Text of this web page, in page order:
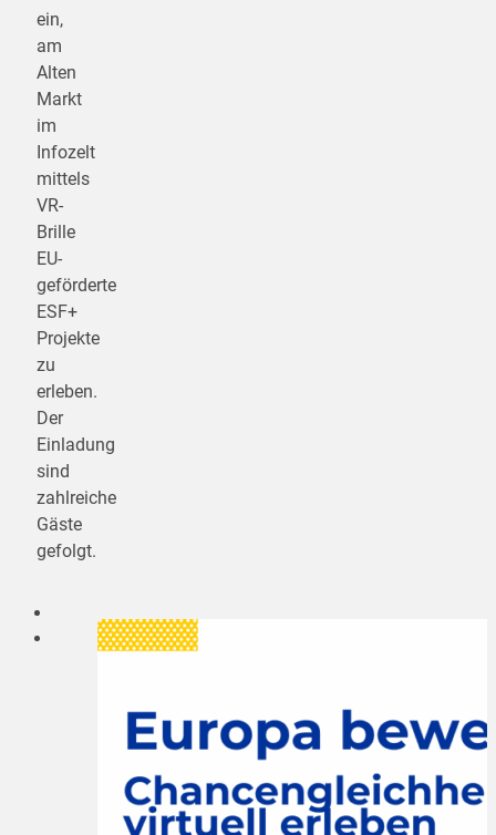
ein,
am
Alten
Markt
im
Infozelt
mittels
VR-
Brille
EU-
geförderte
ESF+
Projekte
zu
erleben.
Der
Einladung
sind
zahlreiche
Gäste
gefolgt.